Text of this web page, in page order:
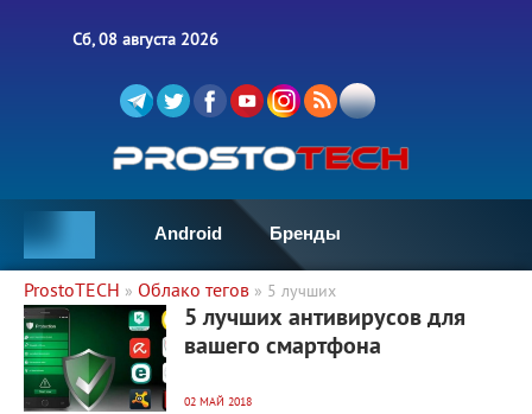
Сб, 08 августа 2026
Android Бренды
ProstoTECH » Облако тегов » 5 лучших
4 431 0
5 лучших антивирусов для
вашего смартфона
02 МАЙ 2018